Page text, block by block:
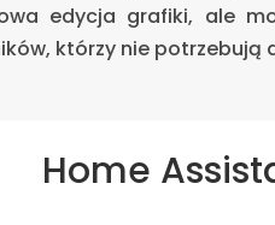
edycja grafiki, ale
którzy nie potrzebują
Home